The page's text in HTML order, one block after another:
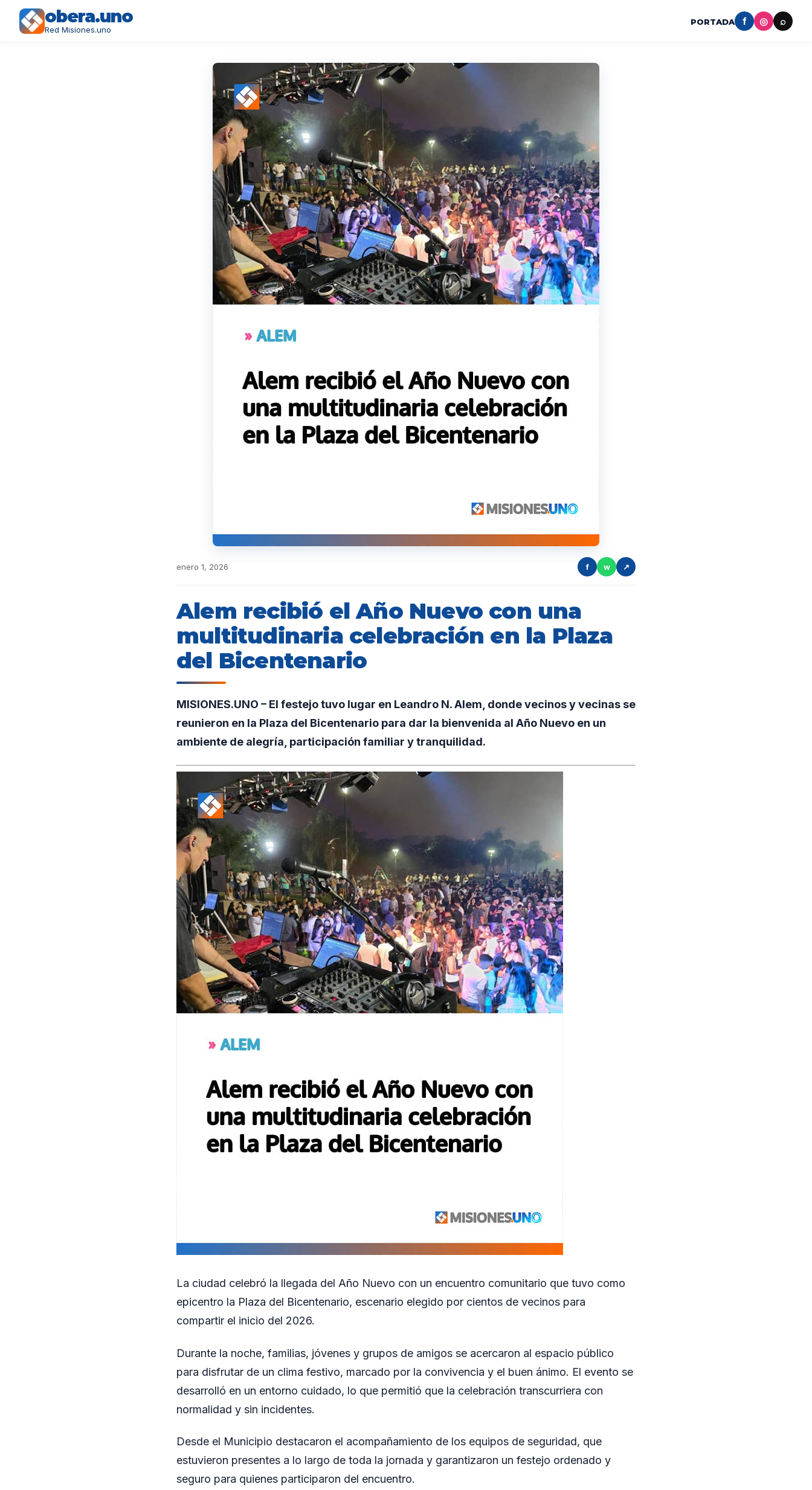
obera.uno
Red Misiones.uno
PORTADA f ◎ ⌕
enero 1, 2026 f w ↗
Alem recibió el Año Nuevo con una
multitudinaria celebración en la Plaza
del Bicentenario
MISIONES.UNO – El festejo tuvo lugar en Leandro N. Alem, donde vecinos y vecinas se
reunieron en la Plaza del Bicentenario para dar la bienvenida al Año Nuevo en un
ambiente de alegría, participación familiar y tranquilidad.
La ciudad celebró la llegada del Año Nuevo con un encuentro comunitario que tuvo como
epicentro la Plaza del Bicentenario, escenario elegido por cientos de vecinos para
compartir el inicio del 2026.
Durante la noche, familias, jóvenes y grupos de amigos se acercaron al espacio público
para disfrutar de un clima festivo, marcado por la convivencia y el buen ánimo. El evento se
desarrolló en un entorno cuidado, lo que permitió que la celebración transcurriera con
normalidad y sin incidentes.
Desde el Municipio destacaron el acompañamiento de los equipos de seguridad, que
estuvieron presentes a lo largo de toda la jornada y garantizaron un festejo ordenado y
seguro para quienes participaron del encuentro.